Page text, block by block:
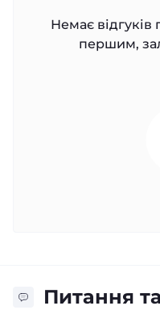
Немає відгуків
першим,
Питання та